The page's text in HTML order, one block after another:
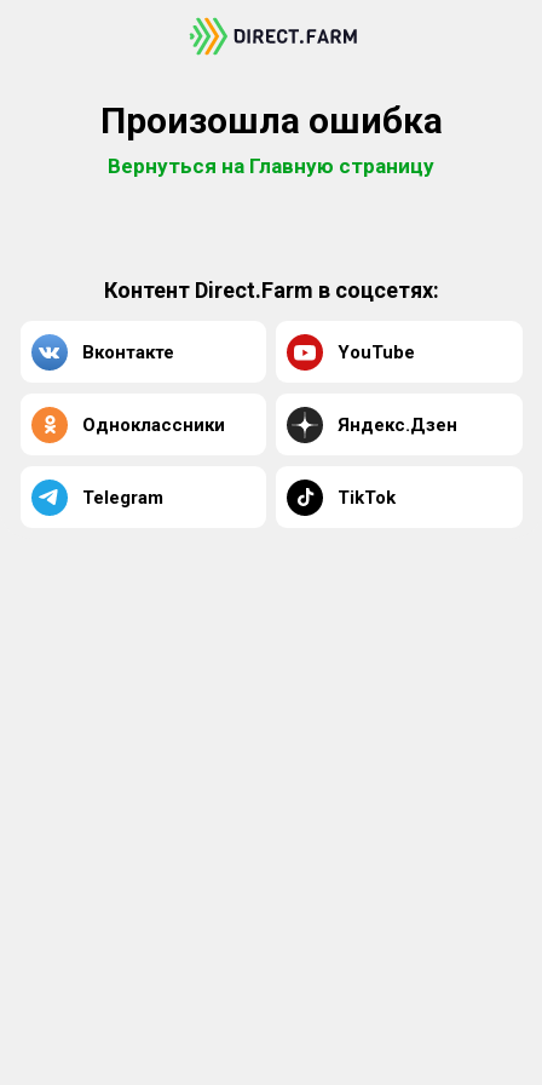
Произошла ошибка
Вернуться на Главную страницу
Контент Direct.Farm в соцсетях:
Вконтакте YouTube
Одноклассники Яндекс.Дзен
Telegram TikTok